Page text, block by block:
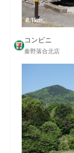
8.1km
コンビニ
秦野落合北店